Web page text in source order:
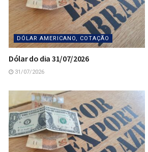
DÓLAR AMERICANO, COTAÇÃO
Dólar do dia 31/07/2026
31/07/2026